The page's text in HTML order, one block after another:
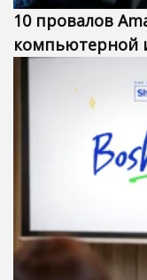
10 провалов
компьютерной